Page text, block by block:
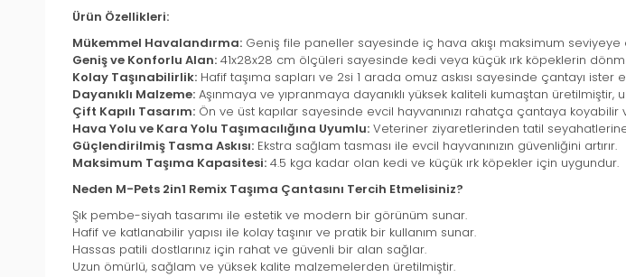
Ürün Özellikleri:
Mükemmel Havalandırma: Geniş file paneller sayesinde iç hava akışı maksimum
Geniş ve Konforlu Alan: 41x28x28 cm ölçüleri sayesinde kedi veya küçük ırk köpeklerin
Kolay Taşınabilirlik: Hafif taşıma sapları ve 2si 1 arada omuz askısı sayesinde çantayı ister
Dayanıklı Malzeme: Aşınmaya ve yıpranmaya dayanıklı yüksek kaliteli kumaştan üretilmiştir,
Çift Kapılı Tasarım: Ön ve üst kapılar sayesinde evcil hayvanınızı rahatça çantaya koyabilir
Hava Yolu ve Kara Yolu Taşımacılığına Uyumlu: Veteriner ziyaretlerinden tatil
Güçlendirilmiş Tasma Askısı: Ekstra sağlam tasması ile evcil hayvanınızın güvenliğini artırır.
Maksimum Taşıma Kapasitesi: 4.5 kga kadar olan kedi ve küçük ırk köpekler için uygundur.
Neden M-Pets 2in1 Remix Taşıma Çantasını Tercih Etmelisiniz?
Şık pembe-siyah tasarımı ile estetik ve modern bir görünüm sunar.
Hafif ve katlanabilir yapısı ile kolay taşınır ve pratik bir kullanım sunar.
Hassas patili dostlarınız için rahat ve güvenli bir alan sağlar.
Uzun ömürlü, sağlam ve yüksek kalite malzemelerden üretilmiştir.